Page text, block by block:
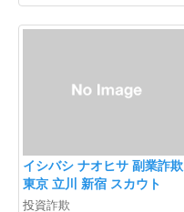
イシバシ ナオヒサ 副業詐欺
東京 立川 新宿 スカウト
投資詐欺